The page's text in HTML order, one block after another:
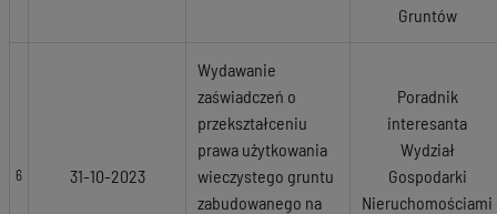
Gruntów
6 31-10-2023
Wydawanie
zaświadczeń o
przekształceniu
prawa użytkowania
wieczystego gruntu
zabudowanego na
Poradnik
interesanta
Wydział
Gospodarki
Nieruchomościami